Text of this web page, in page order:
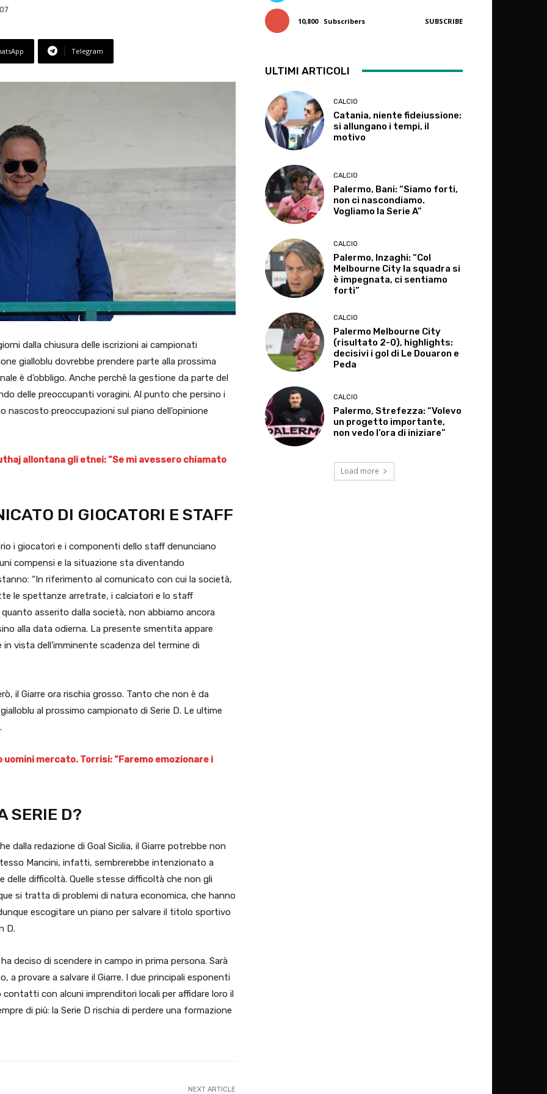
Telegram
dalla chiusura delle iscrizioni ai campionati
gialloblu dovrebbe prendere parte alla prossima
è d’obbligo. Anche perchè la gestione da parte del
delle preoccupanti voragini. Al punto che persino i
preoccupazioni sul piano dell’opinione
allontana gli etnei: “Se mi avessero chiamato
DI GIOCATORI E STAFF
i giocatori e i componenti dello staff denunciano
compensi e la situazione sta diventando
“In riferimento al comunicato con cui la società,
le spettanze arretrate, i calciatori e lo staff
asserito dalla società, non abbiamo ancora
alla data odierna. La presente smentita appare
vista dell’imminente scadenza del termine di
il Giarre ora rischia grosso. Tanto che non è da
al prossimo campionato di Serie D. Le ultime
uomini mercato. Torrisi: “Faremo emozionare i
SERIE D?
dalla redazione di Goal Sicilia, il Giarre potrebbe non
Mancini, infatti, sembrerebbe intenzionato a
delle difficoltà. Quelle stesse difficoltà che non gli
si tratta di problemi di natura economica, che hanno
escogitare un piano per salvare il titolo sportivo
D.
ha deciso di scendere in campo in prima persona. Sarà
a provare a salvare il Giarre. I due principali esponenti
contatti con alcuni imprenditori locali per affidare loro il
di più: la Serie D rischia di perdere una formazione
NEXT ARTICLE
10,800 Subscribers SUBSCRIBE
ULTIMI ARTICOLI
CALCIO
Catania, niente fideiussione:
si allungano i tempi, il
motivo
CALCIO
Palermo, Bani: “Siamo forti,
non ci nascondiamo.
Vogliamo la Serie A”
CALCIO
Palermo, Inzaghi: “Col
Melbourne City la squadra si
è impegnata, ci sentiamo
forti”
CALCIO
Palermo Melbourne City
(risultato 2-0), highlights:
decisivi i gol di Le Douaron e
Peda
CALCIO
Palermo, Strefezza: “Volevo
un progetto importante,
non vedo l’ora di iniziare”
Load more